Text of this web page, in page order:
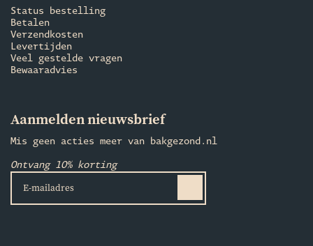
Status bestelling
Betalen
Verzendkosten
Levertijden
Veel gestelde vragen
Bewaaradvies
Aanmelden nieuwsbrief
Mis geen acties meer van bakgezond.nl
Ontvang 10% korting